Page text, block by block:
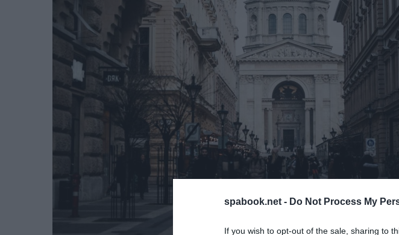
spabook.net - Do Not Process My
If you wish to opt-out of the sale, sharing to